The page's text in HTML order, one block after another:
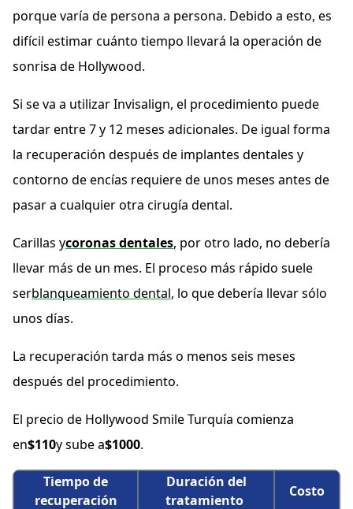
porque varía de persona a persona. Debido a esto, es
difícil estimar cuánto tiempo llevará la operación de
sonrisa de Hollywood.
Si se va a utilizar Invisalign, el procedimiento puede
tardar entre 7 y 12 meses adicionales. De igual forma
la recuperación después de implantes dentales y
contorno de encías requiere de unos meses antes de
pasar a cualquier otra cirugía dental.
Carillas ycoronas dentales, por otro lado, no debería
llevar más de un mes. El proceso más rápido suele
serblanqueamiento dental, lo que debería llevar sólo
unos días.
La recuperación tarda más o menos seis meses
después del procedimiento.
El precio de Hollywood Smile Turquía comienza
en$110y sube a$1000.
Tiempo de
recuperación
Duración del
tratamiento
Costo